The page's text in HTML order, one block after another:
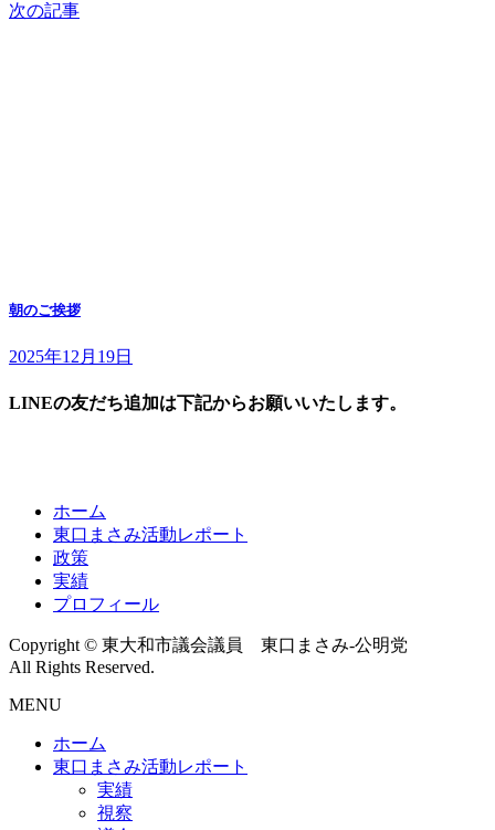
次の記事
朝のご挨拶
2025年12月19日
LINEの友だち追加は下記からお願いいたします。
ホーム
東口まさみ活動レポート
政策
実績
プロフィール
Copyright © 東大和市議会議員 東口まさみ-公明党
All Rights Reserved.
MENU
ホーム
東口まさみ活動レポート
実績
視察